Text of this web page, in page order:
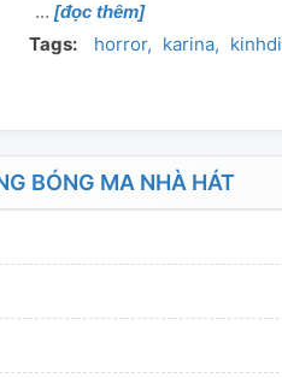
[đọc thêm]
Tags: horror karina kinhdi
BÓNG MA NHÀ HÁT